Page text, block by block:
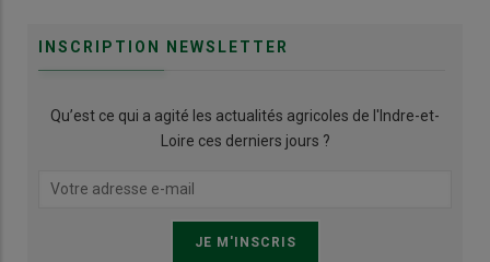
INSCRIPTION NEWSLETTER
Qu’est ce qui a agité les actualités agricoles de l'Indre-et-
Loire ces derniers jours ?